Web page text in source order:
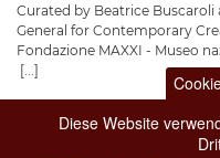
Curated by Beatrice
General for Contemporary
Fondazione MAXXI - Museo
[...]
Hinzufügen zu
Diese Website